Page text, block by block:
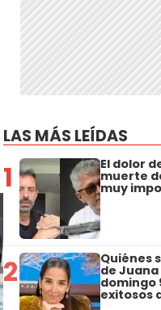
LAS MÁS LEÍDAS
1 El dolor
muerte
muy
2 Quiénes
de
domingo
exitosos